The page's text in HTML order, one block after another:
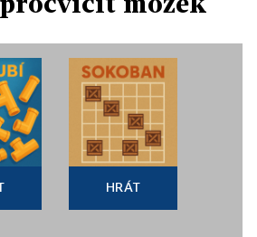
HRÁT